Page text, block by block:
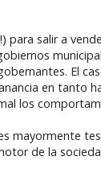
salir a
El
en tanto
los
mayormente
de la